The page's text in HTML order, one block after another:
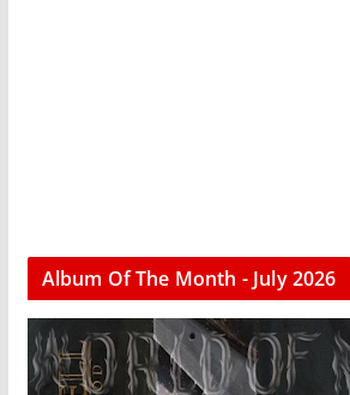
Album Of The Month - July 2026